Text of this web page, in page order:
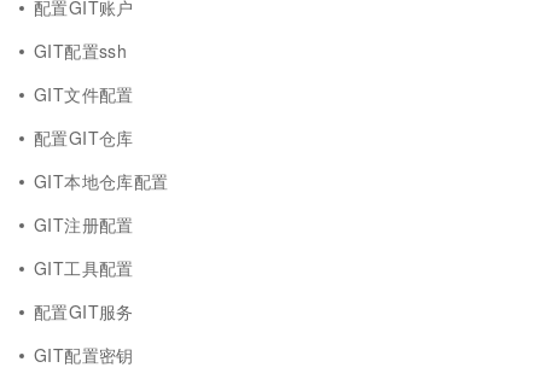
配置GIT账户
GIT配置ssh
GIT文件配置
配置GIT仓库
GIT本地仓库配置
GIT注册配置
GIT工具配置
配置GIT服务
GIT配置密钥